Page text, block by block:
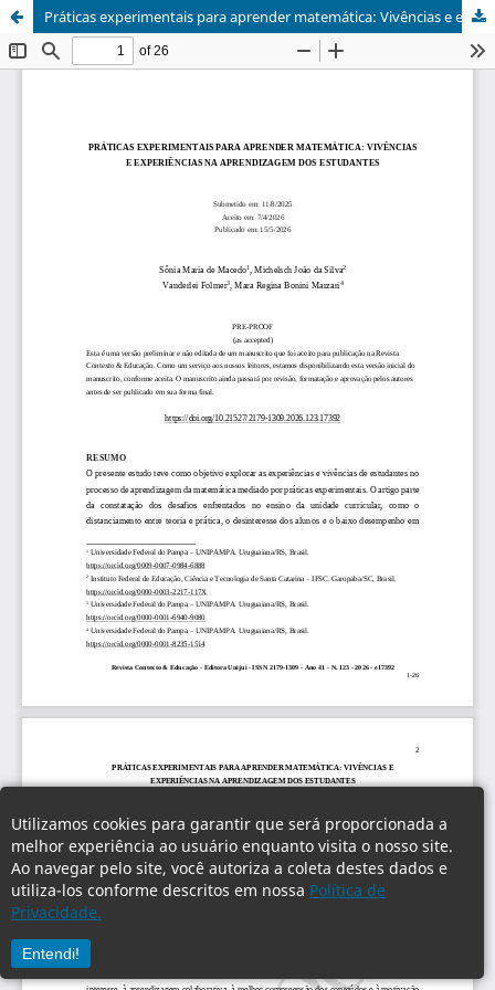
Utilizamos cookies para garantir que será proporcionada a
melhor experiência ao usuário enquanto visita o nosso site.
Ao navegar pelo site, você autoriza a coleta destes dados e
utiliza-los conforme descritos em nossa Política de
Privacidade.
Entendi!
Práticas experimentais para aprender matemática: Vivências e experiências na aprendizagem dos estudantes